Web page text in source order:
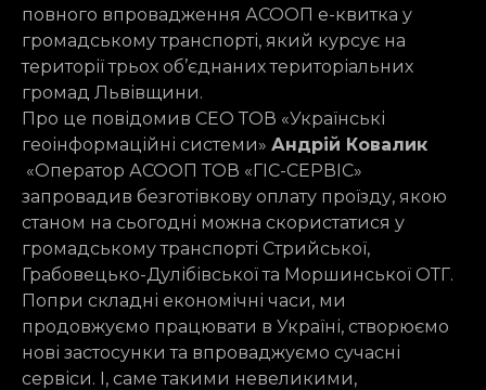
повного впровадження АСООП е-квитка у
громадському транспорті, який курсує на
території трьох об’єднаних територіальних
громад Львівщини.
Про це повідомив СЕО ТОВ «Українські
геоінформаційні системи» Андрій Ковалик
«Оператор АСООП ТОВ «ГІС-СЕРВІС»
запровадив безготівкову оплату проїзду, якою
станом на сьогодні можна скористатися у
громадському транспорті Стрийської,
Грабовецько-Дулібівської та Моршинської ОТГ.
Попри складні економічні часи, ми
продовжуємо працювати в Україні, створюємо
нові застосунки та впроваджуємо сучасні
сервіси. І, саме такими невеликими,